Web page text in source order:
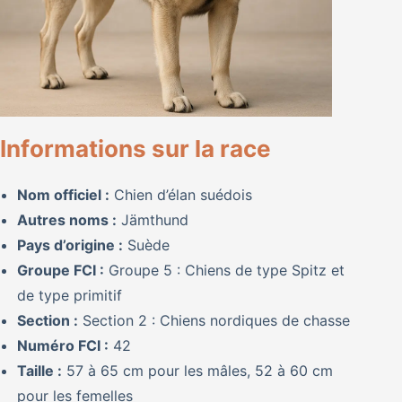
Informations sur la race
Nom officiel : Chien d’élan suédois
Autres noms : Jämthund
Pays d’origine : Suède
Groupe FCI : Groupe 5 : Chiens de type Spitz et
de type primitif
Section : Section 2 : Chiens nordiques de chasse
Numéro FCI : 42
Taille : 57 à 65 cm pour les mâles, 52 à 60 cm
pour les femelles